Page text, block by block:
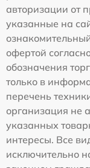
авторизации от
указанные на
офертой
обозначения
только в
перечень
организация не
указанных
интересы. Все
исключительно